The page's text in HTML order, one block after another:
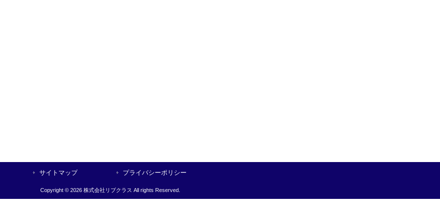
サイトマップ プライバシーポリシー
Copyright © 2026 株式会社リブクラス All rights Reserved.